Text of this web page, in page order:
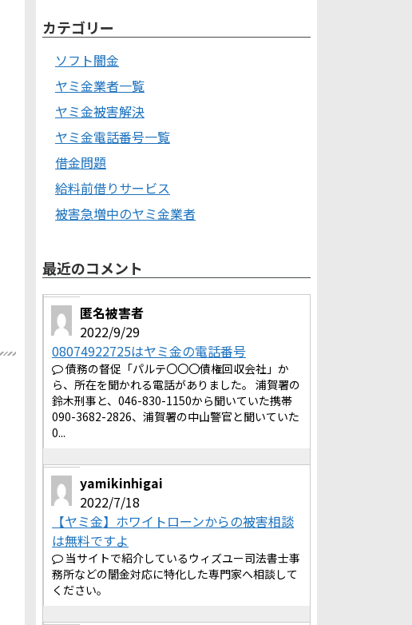
カテゴリー
ソフト闇金
ヤミ金業者一覧
ヤミ金被害解決
ヤミ金電話番号一覧
借金問題
給料前借りサービス
被害急増中のヤミ金業者
最近のコメント
匿名被害者
2022/9/29
08074922725はヤミ金の電話番号
債務の督促「パルテ〇〇〇債権回収会社」か
ら、所在を聞かれる電話がありました。 浦賀署の
鈴木刑事と、046-830-1150から聞いていた携帯
090-3682-2826、浦賀署の中山警官と聞いていた
0...
yamikinhigai
2022/7/18
【ヤミ金】ホワイトローンからの被害相談
は無料ですよ
当サイトで紹介しているウィズユー司法書士事
務所などの闇金対応に特化した専門家へ相談して
ください。